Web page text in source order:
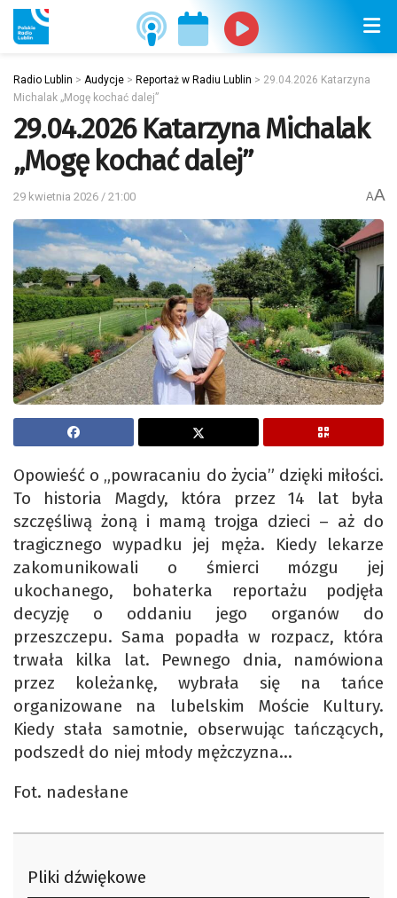
Radio Lublin > Audycje > Reportaż w Radiu Lublin > 29.04.2026 Katarzyna
Michalak „Mogę kochać dalej”
29.04.2026 Katarzyna Michalak
„Mogę kochać dalej”
29 kwietnia 2026 / 21:00 AA
Opowieść o „powracaniu do życia” dzięki miłości.
To historia Magdy, która przez 14 lat była
szczęśliwą żoną i mamą trojga dzieci – aż do
tragicznego wypadku jej męża. Kiedy lekarze
zakomunikowali o śmierci mózgu jej
ukochanego, bohaterka reportażu podjęła
decyzję o oddaniu jego organów do
przeszczepu. Sama popadła w rozpacz, która
trwała kilka lat. Pewnego dnia, namówiona
przez koleżankę, wybrała się na tańce
organizowane na lubelskim Moście Kultury.
Kiedy stała samotnie, obserwując tańczących,
podszedł do niej młody mężczyzna…
Fot. nadesłane
Pliki dźwiękowe